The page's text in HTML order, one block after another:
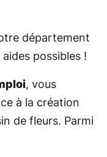
département
possibles !
, vous
à la création
de fleurs. Parmi